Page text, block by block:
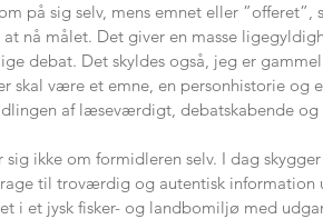
på sig selv, mens emnet eller ”offeret”,
nå målet. Det giver en masse
debat. Det skyldes også, jeg er
skal være et emne, en personhistorie og
af læseværdigt, debatskabende og
sig ikke om formidleren selv. I dag
til troværdig og autentisk information
i et jysk fisker- og landbomiljø med